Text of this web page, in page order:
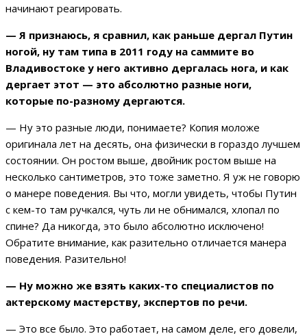
начинают реагировать.
— Я признаюсь, я сравнил, как раньше дергал Путин
ногой, ну там типа в 2011 году на саммите во
Владивостоке у него активно дергалась нога, и как
дергает этот — это абсолютно разные ноги,
которые по-разному дергаются.
— Ну это разные люди, понимаете? Копия моложе
оригинала лет на десять, она физически в гораздо лучшем
состоянии. Он ростом выше, двойник ростом выше на
несколько сантиметров, это тоже заметно. Я уж не говорю
о манере поведения. Вы что, могли увидеть, чтобы Путин
с кем-то там ручкался, чуть ли не обнимался, хлопал по
спине? Да никогда, это было абсолютно исключено!
Обратите внимание, как разительно отличается манера
поведения. Разительно!
— Ну можно же взять каких-то специалистов по
актерскому мастерству, экспертов по речи.
— Это все было. Это работает, на самом деле, его довели,